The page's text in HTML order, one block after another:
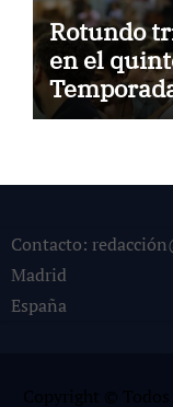
Rotundo
en el
Contacto:
Madrid
España